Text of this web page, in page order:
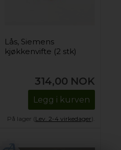
Lås, Siemens
kjøkkenvifte (2 stk)
314,00 NOK
Legg i kurven
På lager (Lev. 2-4 virkedager).